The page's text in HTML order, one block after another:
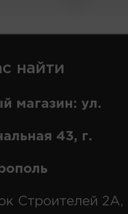
найти
магазин: ул.
43, г.
Строителей 2А,